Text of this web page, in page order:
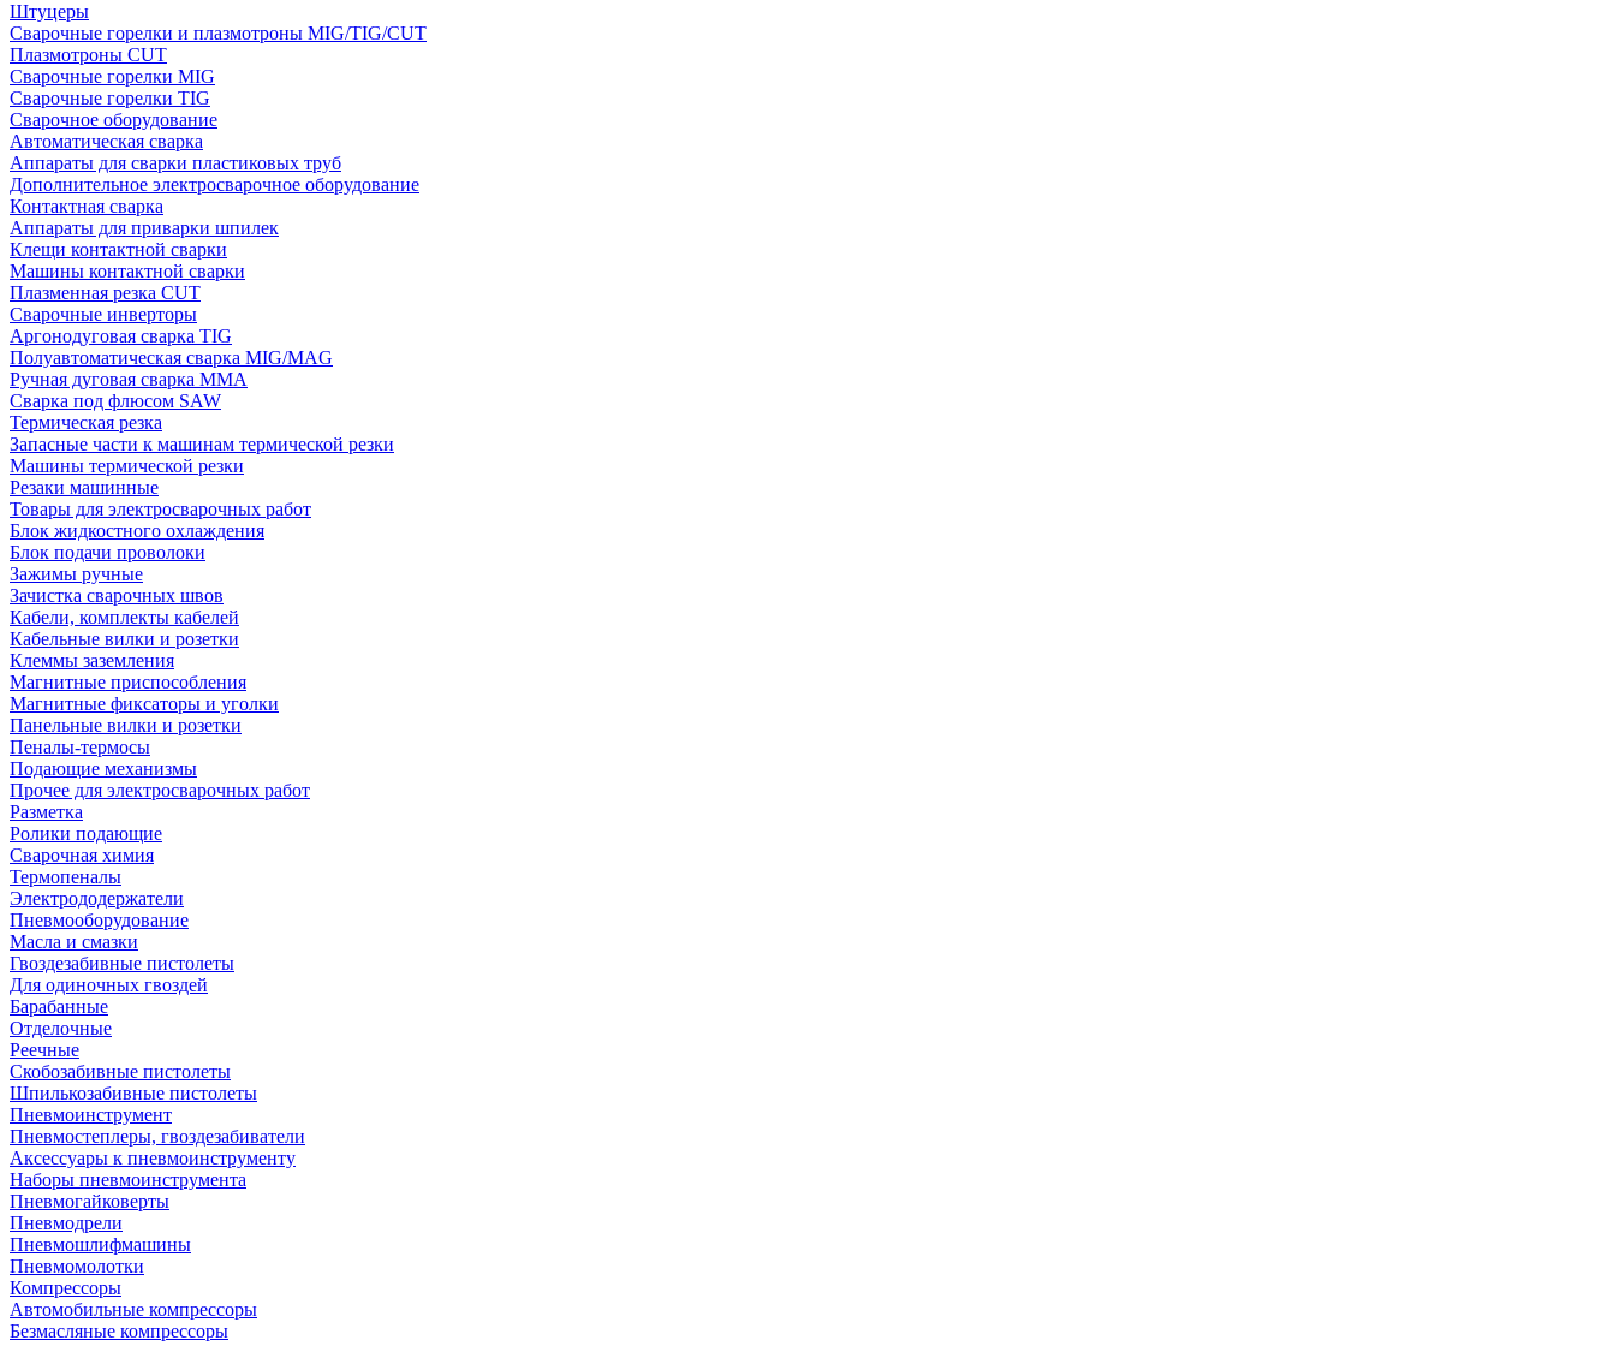
Штуцеры
Сварочные горелки и плазмотроны MIG/TIG/CUT
Плазмотроны CUT
Сварочные горелки MIG
Сварочные горелки TIG
Сварочное оборудование
Автоматическая сварка
Аппараты для сварки пластиковых труб
Дополнительное электросварочное оборудование
Контактная сварка
Аппараты для приварки шпилек
Клещи контактной сварки
Машины контактной сварки
Плазменная резка CUT
Сварочные инверторы
Аргонодуговая сварка TIG
Полуавтоматическая сварка MIG/MAG
Ручная дуговая сварка MMA
Сварка под флюсом SAW
Термическая резка
Запасные части к машинам термической резки
Машины термической резки
Резаки машинные
Товары для электросварочных работ
Блок жидкостного охлаждения
Блок подачи проволоки
Зажимы ручные
Зачистка сварочных швов
Кабели, комплекты кабелей
Кабельные вилки и розетки
Клеммы заземления
Магнитные приспособления
Магнитные фиксаторы и уголки
Панельные вилки и розетки
Пеналы-термосы
Подающие механизмы
Прочее для электросварочных работ
Разметка
Ролики подающие
Сварочная химия
Термопеналы
Электрододержатели
Пневмооборудование
Масла и смазки
Гвоздезабивные пистолеты
Для одиночных гвоздей
Барабанные
Отделочные
Реечные
Скобозабивные пистолеты
Шпилькозабивные пистолеты
Пневмоинструмент
Пневмостеплеры, гвоздезабиватели
Аксессуары к пневмоинструменту
Наборы пневмоинструмента
Пневмогайковерты
Пневмодрели
Пневмошлифмашины
Пневмомолотки
Компрессоры
Автомобильные компрессоры
Безмасляные компрессоры